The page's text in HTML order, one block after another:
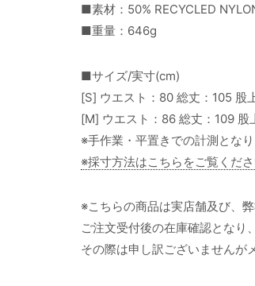
■素材：50% RECYCLED
■重量：646g
■サイズ/実寸(cm)
[S] ウエスト：80 総丈：105 股
[M] ウエスト：86 総丈：109
※手作業・平置きでの計測とな
※採寸方法はこちらをご覧くだ
※こちらの商品は実店舗及び、
ご注文受付後の在庫確認となり
その際は申し訳ございませんが